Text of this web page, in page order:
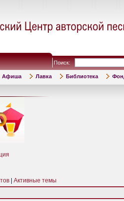
Поиск:
Афиша Лавка Библиотека
Активные темы